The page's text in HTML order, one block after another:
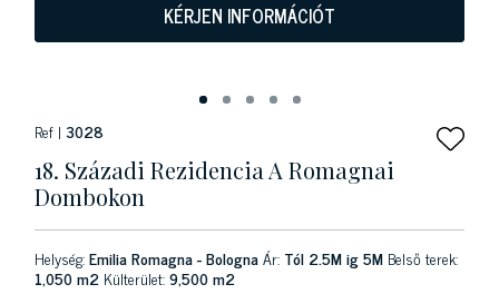
KÉRJEN INFORMÁCIÓT
Ref | 3028
18. Századi Rezidencia A Romagnai
Dombokon
Helység:Emilia Romagna - BolognaÁr: Tól 2.5M ig 5M Belső terek:
1,050 m2 Külterület:9,500 m2